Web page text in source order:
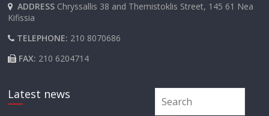
ADDRESS Chryssallis 38 and Themistoklis Street, 145 61 Nea
Kifissia
TELEPHONE: 210 8070686
FAX: 210 6204714
Latest news